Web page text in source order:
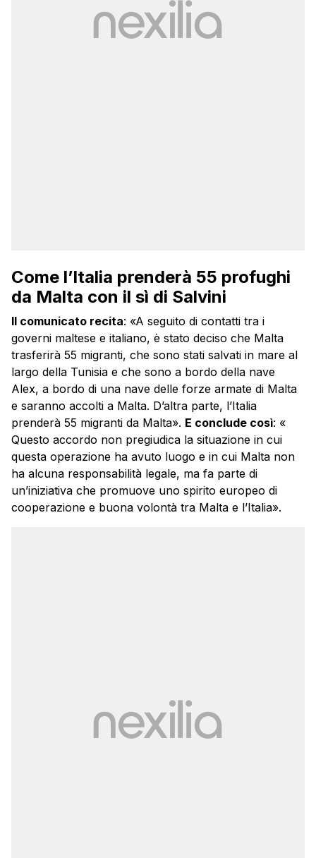
Come l’Italia prenderà 55 profughi
da Malta con il sì di Salvini
Il comunicato recita: «A seguito di contatti tra i
governi maltese e italiano, è stato deciso che Malta
trasferirà 55 migranti, che sono stati salvati in mare al
largo della Tunisia e che sono a bordo della nave
Alex, a bordo di una nave delle forze armate di Malta
e saranno accolti a Malta. D’altra parte, l’Italia
prenderà 55 migranti da Malta». E conclude così: «
Questo accordo non pregiudica la situazione in cui
questa operazione ha avuto luogo e in cui Malta non
ha alcuna responsabilità legale, ma fa parte di
un’iniziativa che promuove uno spirito europeo di
cooperazione e buona volontà tra Malta e l’Italia».